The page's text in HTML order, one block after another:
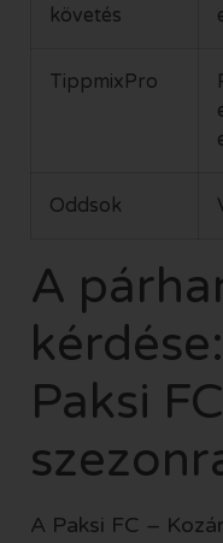
követés
TippmixPro
Oddsok
A
Paksi
A Paksi FC –